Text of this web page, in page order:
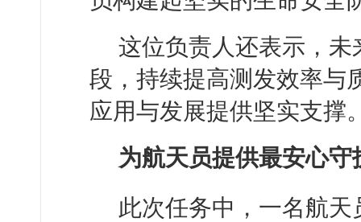
这位负责人还表示，
段，持续提高测发效率与
应用与发展提供坚实支撑
为航天员提供最安心守
此次任务中，一名航